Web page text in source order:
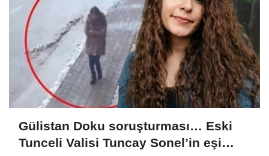
Gülistan Doku soruşturması… Eski
Tunceli Valisi Tuncay Sonel’in eşi